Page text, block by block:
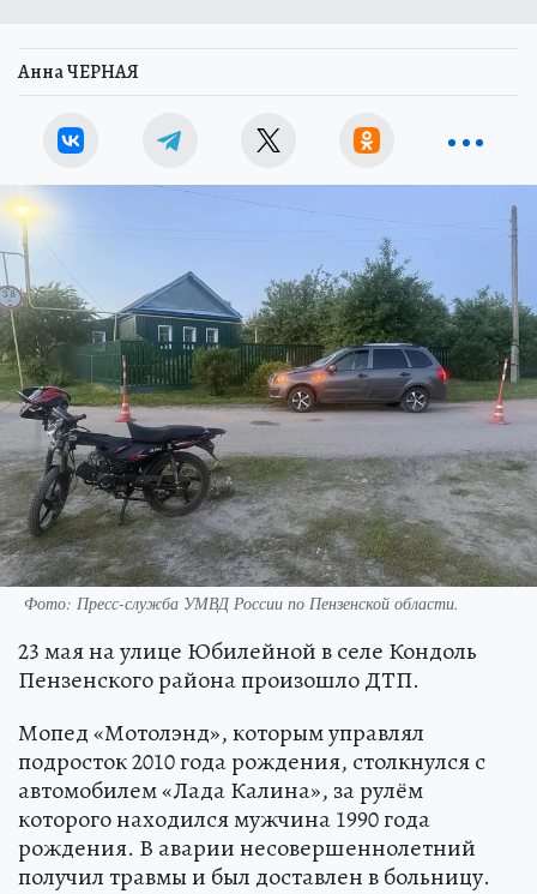
Анна ЧЕРНАЯ
Фото: Пресс-служба УМВД России по Пензенской области.
23 мая на улице Юбилейной в селе Кондоль
Пензенского района произошло ДТП.
Мопед «Мотолэнд», которым управлял
подросток 2010 года рождения, столкнулся с
автомобилем «Лада Калина», за рулём
которого находился мужчина 1990 года
рождения. В аварии несовершеннолетний
получил травмы и был доставлен в больницу.